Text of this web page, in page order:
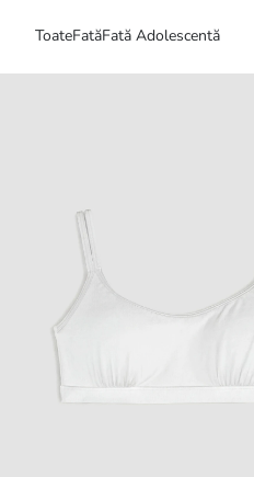
ToateFatăFată Adolescentă